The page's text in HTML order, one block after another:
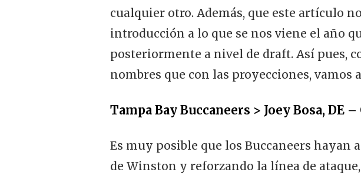
cualquier otro. Además, que este artículo
introducción a lo que se nos viene el año
posteriormente a nivel de draft. Así pues,
nombres que con las proyecciones,
Tampa Bay Buccaneers > Joey Bosa, DE
Es muy posible que los Buccaneers hayan
de Winston y reforzando la línea de